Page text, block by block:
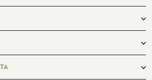
SMOKING
MILANO SFORZA